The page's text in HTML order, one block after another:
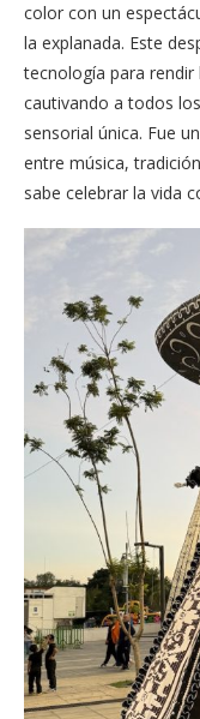
color con un
la explanada. Este
tecnología para
cautivando a todos
sensorial única. Fue
entre música,
sabe celebrar la vida